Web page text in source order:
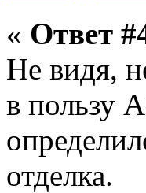
« Ответ
Не видя,
в пользу
отделка.